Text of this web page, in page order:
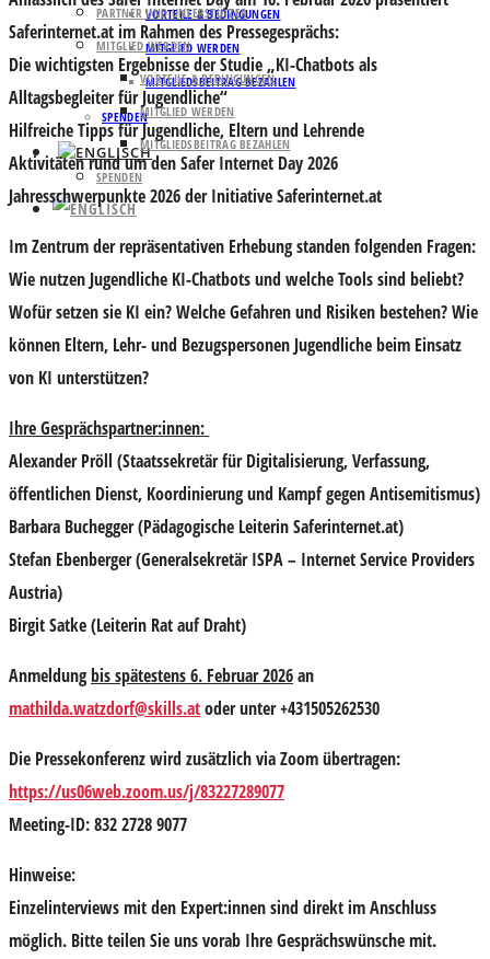
VORTEILE & BEDINGUNGEN
MITGLIED WERDEN
MITGLIEDSBEITRAG BEZAHLEN
SPENDEN
PARTNER UND UNTERSTÜTZER
MITGLIED WERDEN
VORTEILE & BEDINGUNGEN
MITGLIED WERDEN
MITGLIEDSBEITRAG BEZAHLEN
SPENDEN
Saferinternet.at im Rahmen des Pressegesprächs:
Die wichtigsten Ergebnisse der Studie „KI-Chatbots als
Alltagsbegleiter für Jugendliche“
Hilfreiche Tipps für Jugendliche, Eltern und Lehrende
Aktivitäten rund um den Safer Internet Day 2026
Jahresschwerpunkte 2026 der Initiative Saferinternet.at
Im Zentrum der repräsentativen Erhebung standen folgenden Fragen:
Wie nutzen Jugendliche KI-Chatbots und welche Tools sind beliebt?
Wofür setzen sie KI ein? Welche Gefahren und Risiken bestehen? Wie
können Eltern, Lehr- und Bezugspersonen Jugendliche beim Einsatz
von KI unterstützen?
Ihre Gesprächspartner:innen:
Alexander Pröll (Staatssekretär für Digitalisierung, Verfassung,
öffentlichen Dienst, Koordinierung und Kampf gegen Antisemitismus)
Barbara Buchegger(Pädagogische Leiterin Saferinternet.at)
Stefan Ebenberger(Generalsekretär ISPA – Internet Service Providers
Austria)
Birgit Satke(Leiterin Rat auf Draht)
Anmeldungbis spätestens 6. Februar 2026an
mathilda.watzdorf@skills.atoder unter+431505262530
Die Pressekonferenz wird zusätzlichvia Zoom übertragen:
https://us06web.zoom.us/j/83227289077
Meeting-ID: 832 2728 9077
Hinweise:
Einzelinterviewsmit den Expert:innen sind direkt im Anschluss
möglich. Bitte teilen Sie uns vorab Ihre Gesprächswünsche mit.